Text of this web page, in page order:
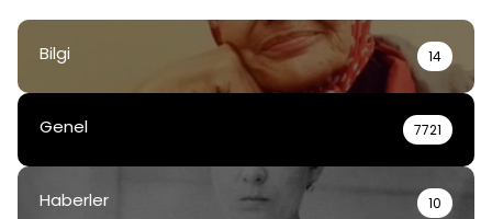
Bilgi 14
Genel 7721
Haberler 10